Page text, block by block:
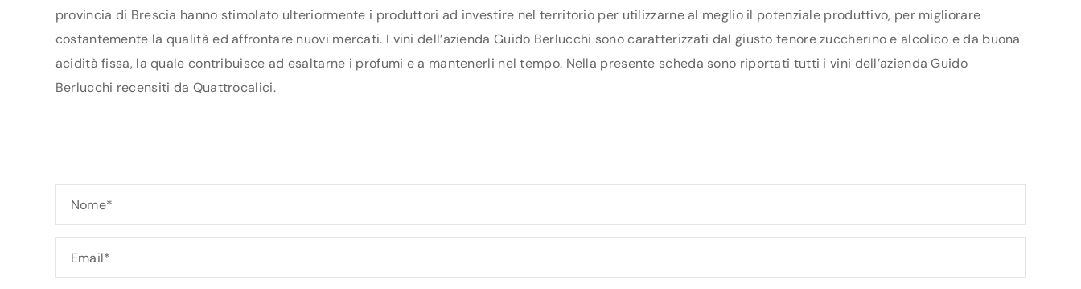
provincia di Brescia hanno stimolato ulteriormente i produttori ad investire nel territorio per utilizzarne al meglio il potenziale produttivo, per migliorare
costantemente la qualità ed affrontare nuovi mercati. I vini dell’azienda Guido Berlucchi sono caratterizzati dal giusto tenore zuccherino e alcolico e da buona
acidità fissa, la quale contribuisce ad esaltarne i profumi e a mantenerli nel tempo. Nella presente scheda sono riportati tutti i vini dell’azienda Guido
Berlucchi recensiti da Quattrocalici.